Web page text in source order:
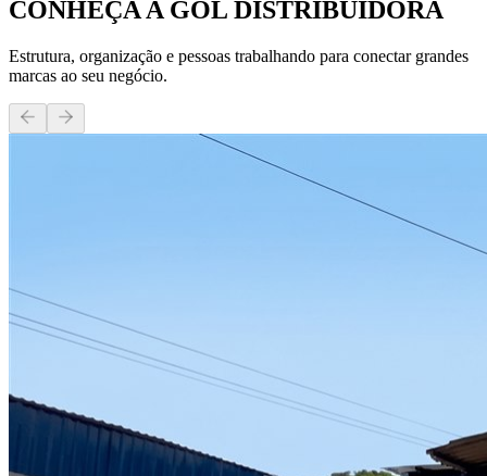
CONHEÇA AGOL DISTRIBUIDORA
Estrutura, organização e pessoas trabalhando para conectar grandes
marcas ao seu negócio.